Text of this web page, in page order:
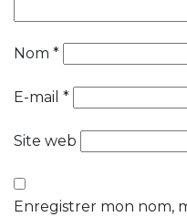
Nom *
E-mail *
Site web
Enregistrer mon nom,